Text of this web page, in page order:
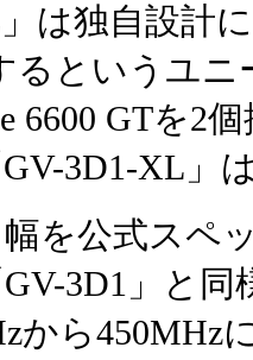
は独自設計
るというユ
6600 GTを2
3D1-XL」
を公式スペ
3D1」と
から